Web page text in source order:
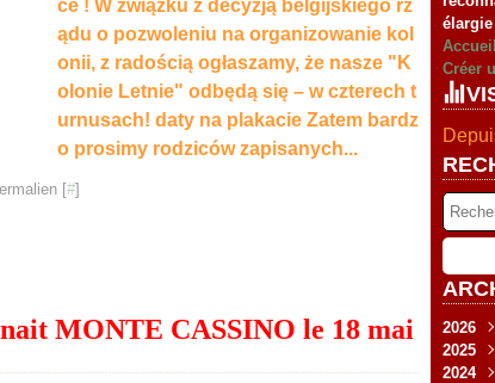
ce ! W związku z decyzją belgijskiego rz
ądu o pozwoleniu na organizowanie kol
onii, z radością ogłaszamy, że nasze "K
olonie Letnie" odbędą się – w czterech t
urnusach! daty na plakacie Zatem bardz
o prosimy rodziców zapisanych...
[#]
MONTE CASSINO le 18 mai
Créer
2026
2025
2024